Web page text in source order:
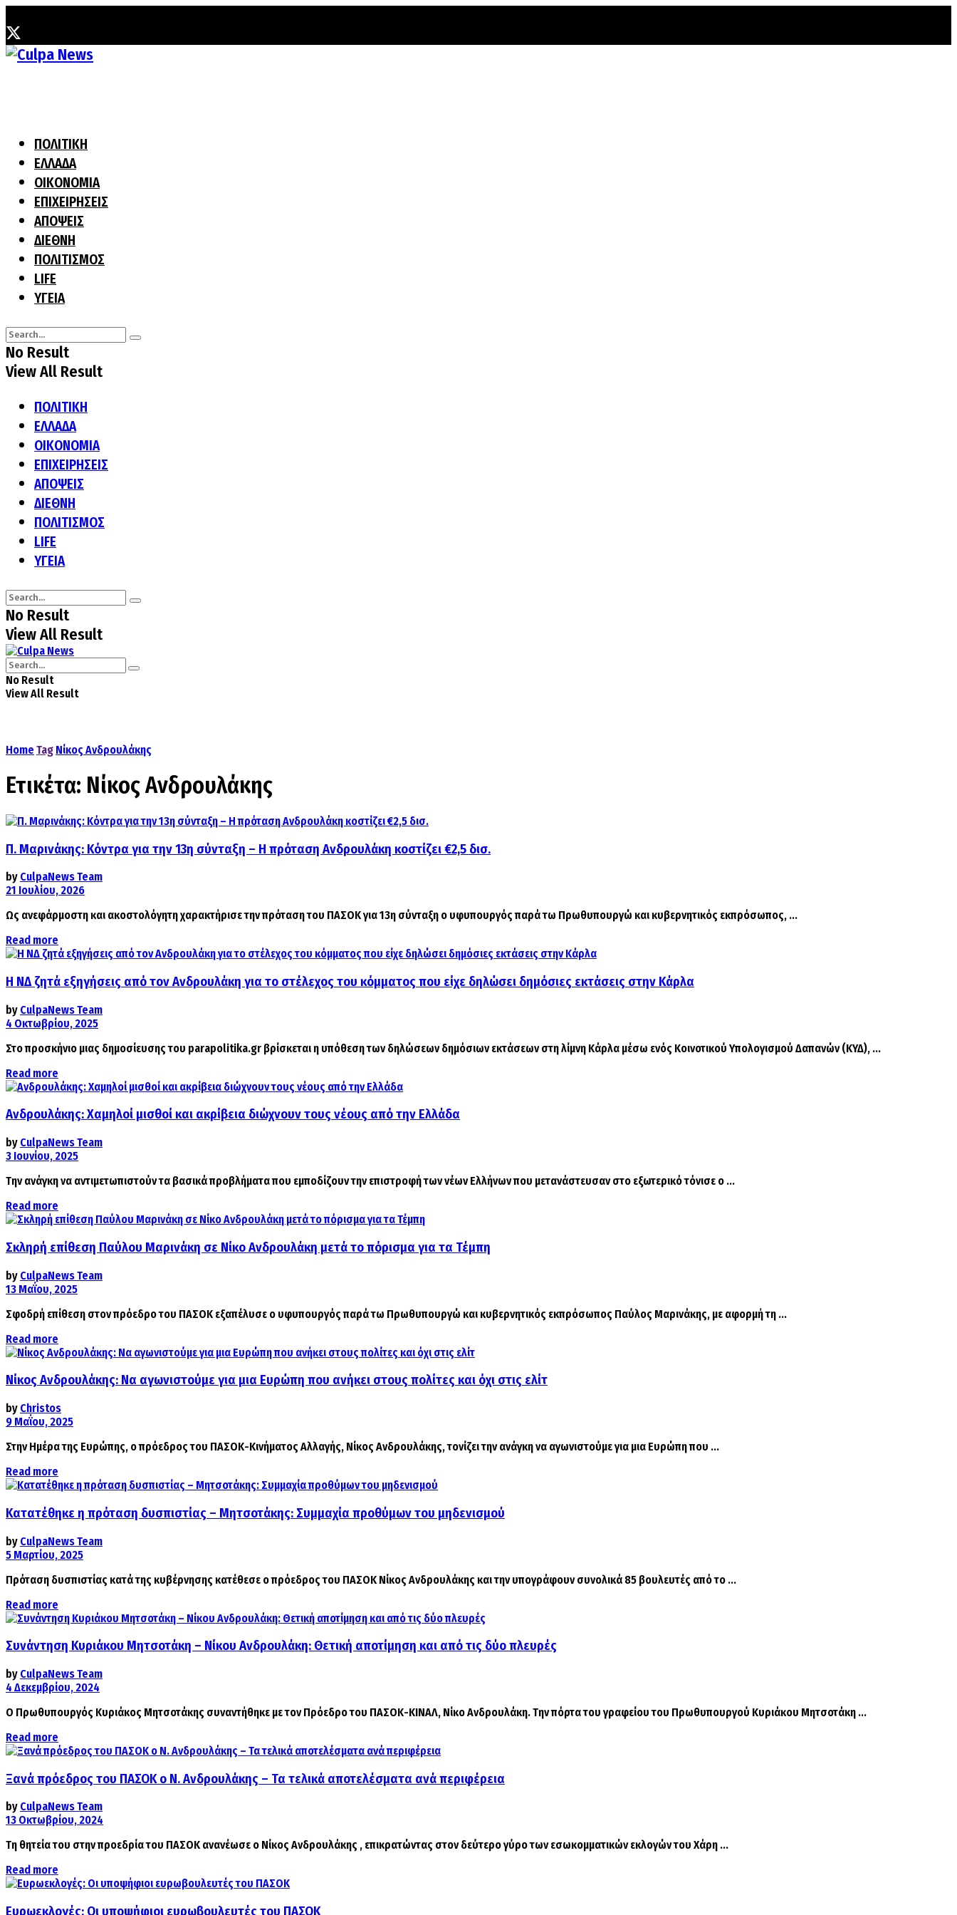
ΠΟΛΙΤΙΚΗ
ΕΛΛΑΔΑ
ΟΙΚΟΝΟΜΙΑ
ΕΠΙΧΕΙΡΗΣΕΙΣ
ΑΠΟΨΕΙΣ
ΔΙΕΘΝΗ
ΠΟΛΙΤΙΣΜΟΣ
LIFE
ΥΓΕΙΑ
No Result
View All Result
ΠΟΛΙΤΙΚΗ
ΕΛΛΑΔΑ
ΟΙΚΟΝΟΜΙΑ
ΕΠΙΧΕΙΡΗΣΕΙΣ
ΑΠΟΨΕΙΣ
ΔΙΕΘΝΗ
ΠΟΛΙΤΙΣΜΟΣ
LIFE
ΥΓΕΙΑ
No Result
View All Result
No Result
View All Result
Home Tag Νίκος Ανδρουλάκης
Ετικέτα: Νίκος Ανδρουλάκης
Π. Μαρινάκης: Κόντρα για την 13η σύνταξη – Η πρόταση Ανδρουλάκη κοστίζει €2,5 δισ.
by CulpaNews Team
21 Ιουλίου, 2026
Ως ανεφάρμοστη και ακοστολόγητη χαρακτήρισε την πρόταση του ΠΑΣΟΚ για 13η σύνταξη ο υφυπουργός παρά τω Πρωθυπουργώ και κυβερνητικός εκπρόσωπος, ...
Read more
Η ΝΔ ζητά εξηγήσεις από τον Ανδρουλάκη για το στέλεχος του κόμματος που είχε δηλώσει δημόσιες εκτάσεις στην Κάρλα
by CulpaNews Team
4 Οκτωβρίου, 2025
Στο προσκήνιο μιας δημοσίευσης του parapolitika.gr βρίσκεται η υπόθεση των δηλώσεων δημόσιων εκτάσεων στη λίμνη Κάρλα μέσω ενός Κοινοτικού Υπολογισμού Δαπανών (ΚΥΔ), ...
Read more
Ανδρουλάκης: Χαμηλοί μισθοί και ακρίβεια διώχνουν τους νέους από την Ελλάδα
by CulpaNews Team
3 Ιουνίου, 2025
Την ανάγκη να αντιμετωπιστούν τα βασικά προβλήματα που εμποδίζουν την επιστροφή των νέων Ελλήνων που μετανάστευσαν στο εξωτερικό τόνισε ο ...
Read more
Σκληρή επίθεση Παύλου Μαρινάκη σε Νίκο Ανδρουλάκη μετά το πόρισμα για τα Τέμπη
by CulpaNews Team
13 Μαΐου, 2025
Σφοδρή επίθεση στον πρόεδρο του ΠΑΣΟΚ εξαπέλυσε ο υφυπουργός παρά τω Πρωθυπουργώ και κυβερνητικός εκπρόσωπος Παύλος Μαρινάκης, με αφορμή τη ...
Read more
Νίκος Ανδρουλάκης: Να αγωνιστούμε για μια Ευρώπη που ανήκει στους πολίτες και όχι στις ελίτ
by Christos
9 Μαΐου, 2025
Στην Ημέρα της Ευρώπης, ο πρόεδρος του ΠΑΣΟΚ-Κινήματος Αλλαγής, Νίκος Ανδρουλάκης, τονίζει την ανάγκη να αγωνιστούμε για μια Ευρώπη που ...
Read more
Κατατέθηκε η πρόταση δυσπιστίας – Μητσοτάκης: Συμμαχία προθύμων του μηδενισμού
by CulpaNews Team
5 Μαρτίου, 2025
Πρόταση δυσπιστίας κατά της κυβέρνησης κατέθεσε ο πρόεδρος του ΠΑΣΟΚ Νίκος Ανδρουλάκης και την υπογράφουν συνολικά 85 βουλευτές από το ...
Read more
Συνάντηση Κυριάκου Μητσοτάκη – Νίκου Ανδρουλάκη: Θετική αποτίμηση και από τις δύο πλευρές
by CulpaNews Team
4 Δεκεμβρίου, 2024
Ο Πρωθυπουργός Κυριάκος Μητσοτάκης συναντήθηκε με τον Πρόεδρο του ΠΑΣΟΚ-ΚΙΝΑΛ, Νίκο Ανδρουλάκη. Την πόρτα του γραφείου του Πρωθυπουργού Κυριάκου Μητσοτάκη ...
Read more
Ξανά πρόεδρος του ΠΑΣΟΚ ο Ν. Ανδρουλάκης – Τα τελικά αποτελέσματα ανά περιφέρεια
by CulpaNews Team
13 Οκτωβρίου, 2024
Τη θητεία του στην προεδρία του ΠΑΣΟΚ ανανέωσε ο Νίκος Ανδρουλάκης , επικρατώντας στον δεύτερο γύρο των εσωκομματικών εκλογών του Χάρη ...
Read more
Ευρωεκλογές: Οι υποψήφιοι ευρωβουλευτές του ΠΑΣΟΚ